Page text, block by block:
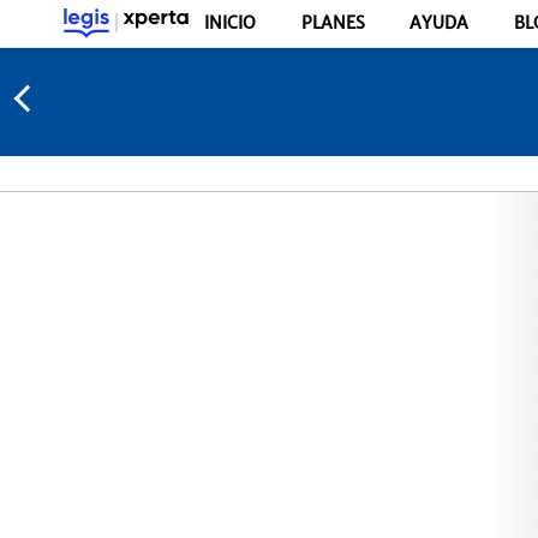
INICIO PLANES AYUDA